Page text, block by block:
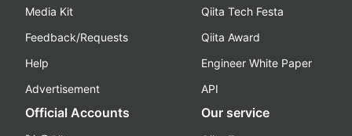
Media Kit
Feedback/Requests
Help
Advertisement
Qiita Tech Festa
Qiita Award
Engineer White Paper
API
Official Accounts Our service